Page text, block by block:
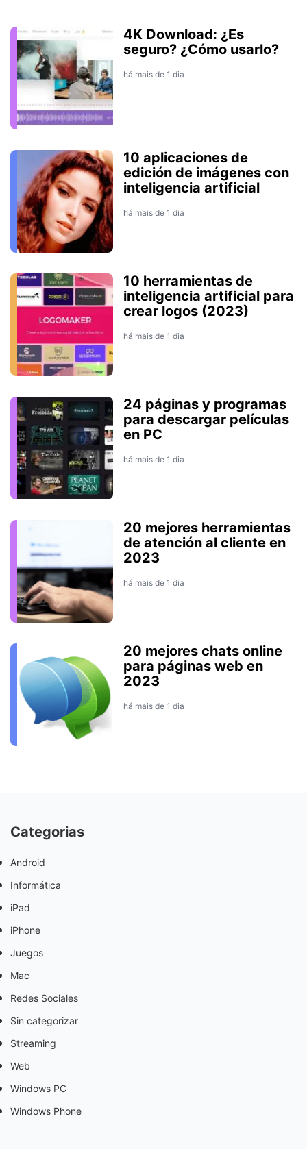
4K Download: ¿Es
seguro? ¿Cómo usarlo?
há mais de 1 dia
10 aplicaciones de
edición de imágenes con
inteligencia artificial
há mais de 1 dia
10 herramientas de
inteligencia artificial para
crear logos (2023)
há mais de 1 dia
24 páginas y programas
para descargar películas
en PC
há mais de 1 dia
20 mejores herramientas
de atención al cliente en
2023
há mais de 1 dia
20 mejores chats online
para páginas web en
2023
há mais de 1 dia
Categorias
Android
Informática
iPad
iPhone
Juegos
Mac
Redes Sociales
Sin categorizar
Streaming
Web
Windows PC
Windows Phone